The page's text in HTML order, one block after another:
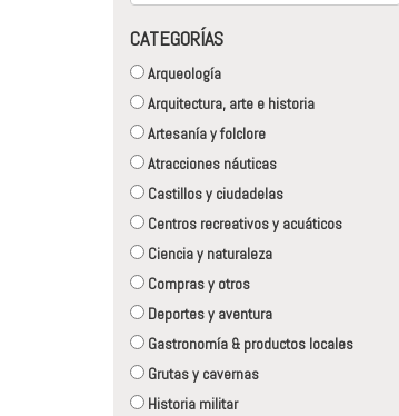
CATEGORÍAS
Arqueología
Arquitectura, arte e historia
Artesanía y folclore
Atracciones náuticas
Castillos y ciudadelas
Centros recreativos y acuáticos
Ciencia y naturaleza
Compras y otros
Deportes y aventura
Gastronomía & productos locales
Grutas y cavernas
Historia militar